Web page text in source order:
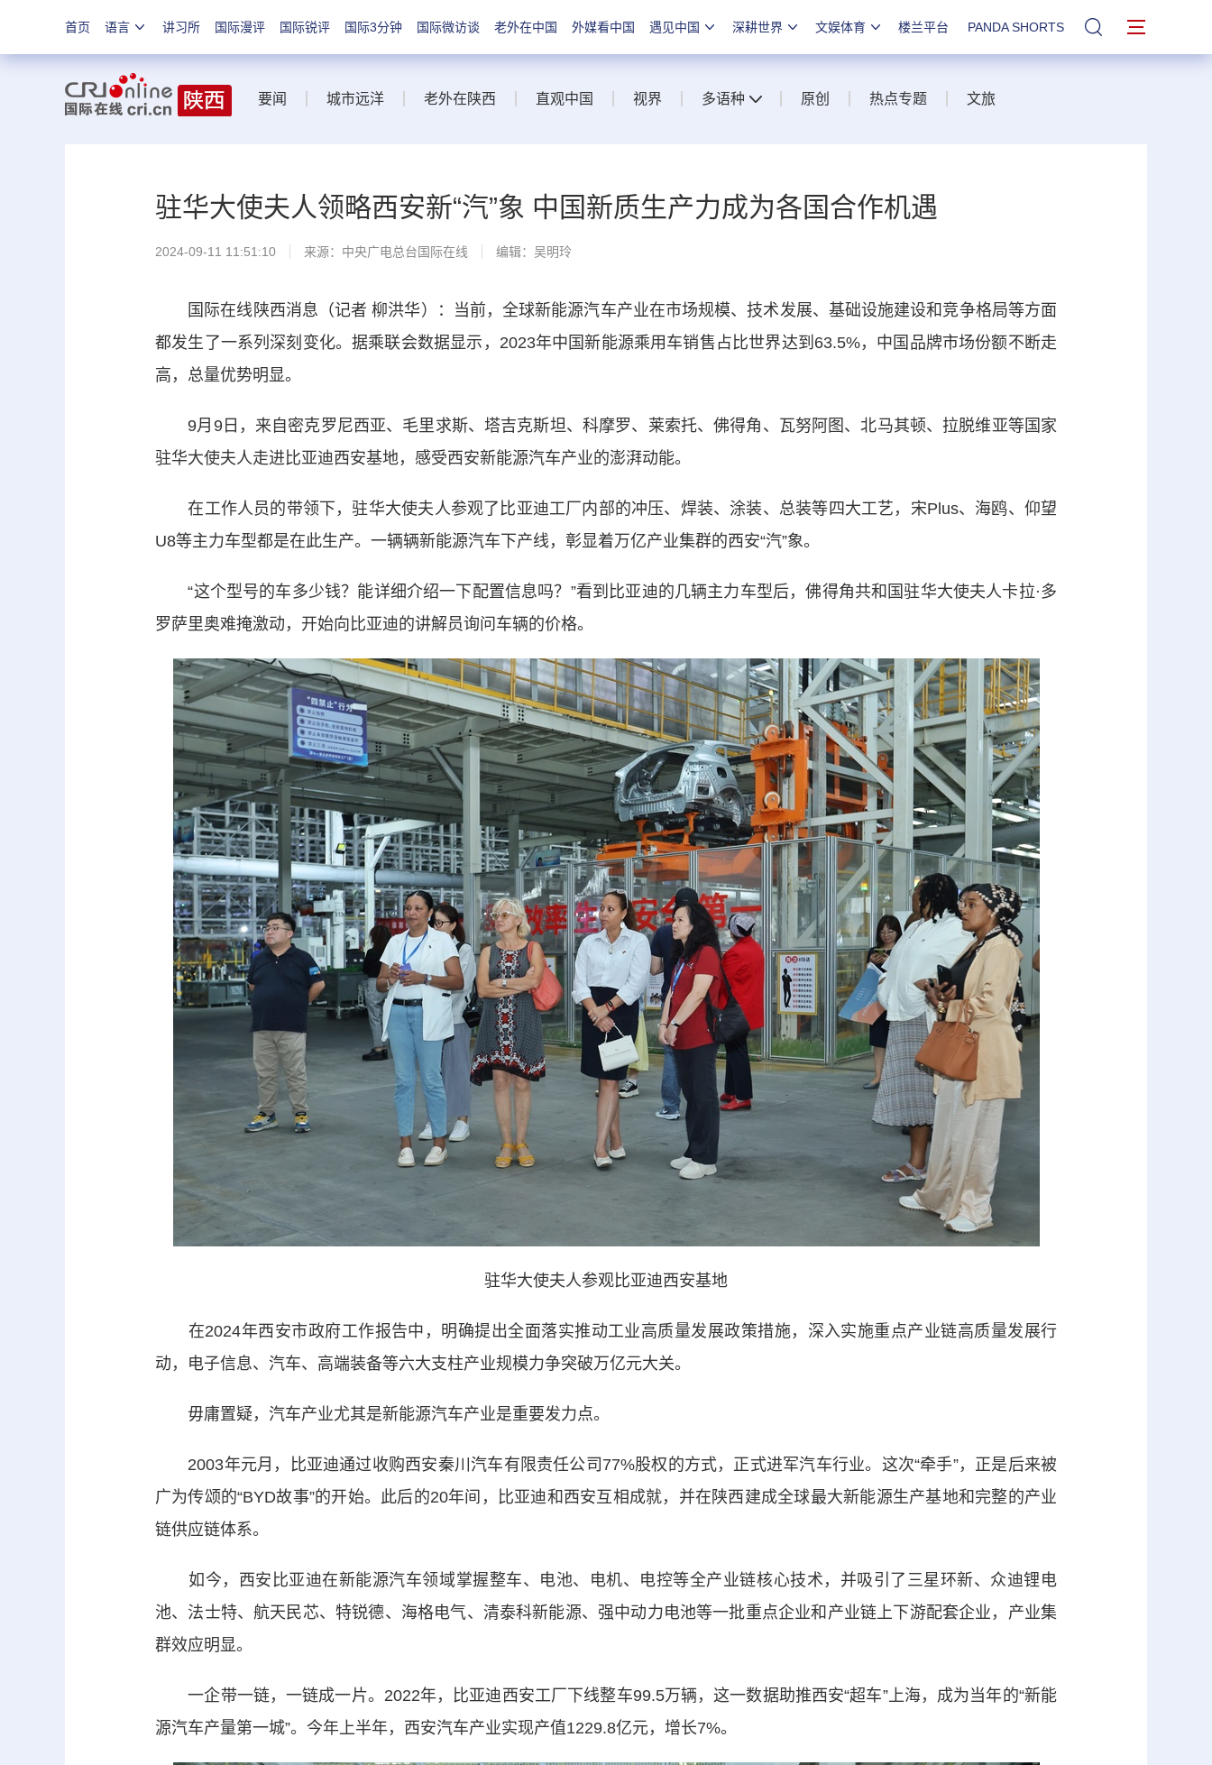
首页 语言 讲习所 国际漫评 国际锐评 国际3分钟 国际微访谈 老外在中国 外媒看中国 遇见中国 深耕世界 文娱体育 楼兰平台 PANDA SHORTS 站内搜索
要闻 城市远洋 老外在陕西 直观中国 视界 多语种 原创 热点专题 文旅
驻华大使夫人领略西安新“汽”象 中国新质生产力成为各国合作机遇
2024-09-11 11:51:10 来源：中央广电总台国际在线 编辑：吴明玲
国际在线陕西消息（记者 柳洪华）：当前，全球新能源汽车产业在市场规模、技术发展、基础设施建设和竞争格局等方面
都发生了一系列深刻变化。据乘联会数据显示，2023年中国新能源乘用车销售占比世界达到63.5%，中国品牌市场份额不断走
高，总量优势明显。
9月9日，来自密克罗尼西亚、毛里求斯、塔吉克斯坦、科摩罗、莱索托、佛得角、瓦努阿图、北马其顿、拉脱维亚等国家
驻华大使夫人走进比亚迪西安基地，感受西安新能源汽车产业的澎湃动能。
在工作人员的带领下，驻华大使夫人参观了比亚迪工厂内部的冲压、焊装、涂装、总装等四大工艺，宋Plus、海鸥、仰望
U8等主力车型都是在此生产。一辆辆新能源汽车下产线，彰显着万亿产业集群的西安“汽”象。
“这个型号的车多少钱？能详细介绍一下配置信息吗？”看到比亚迪的几辆主力车型后，佛得角共和国驻华大使夫人卡拉·多
罗萨里奥难掩激动，开始向比亚迪的讲解员询问车辆的价格。
驻华大使夫人参观比亚迪西安基地
在2024年西安市政府工作报告中，明确提出全面落实推动工业高质量发展政策措施，深入实施重点产业链高质量发展行
动，电子信息、汽车、高端装备等六大支柱产业规模力争突破万亿元大关。
毋庸置疑，汽车产业尤其是新能源汽车产业是重要发力点。
2003年元月，比亚迪通过收购西安秦川汽车有限责任公司77%股权的方式，正式进军汽车行业。这次“牵手”，正是后来被
广为传颂的“BYD故事”的开始。此后的20年间，比亚迪和西安互相成就，并在陕西建成全球最大新能源生产基地和完整的产业
链供应链体系。
如今，西安比亚迪在新能源汽车领域掌握整车、电池、电机、电控等全产业链核心技术，并吸引了三星环新、众迪锂电
池、法士特、航天民芯、特锐德、海格电气、清泰科新能源、强中动力电池等一批重点企业和产业链上下游配套企业，产业集
群效应明显。
一企带一链，一链成一片。2022年，比亚迪西安工厂下线整车99.5万辆，这一数据助推西安“超车”上海，成为当年的“新能
源汽车产量第一城”。今年上半年，西安汽车产业实现产值1229.8亿元，增长7%。